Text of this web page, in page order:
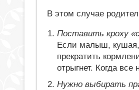
В этом случае
Поставить кроху
Если малыш, кушая,
прекратить
отрыгнет. Когда
Нужно выбирать